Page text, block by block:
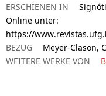
ERSCHIENEN IN
Online unter:
https://
BEZUG
Meyer-Clason,
WEITERE WERKE VON